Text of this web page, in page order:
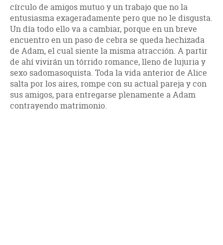
círculo de amigos mutuo y un trabajo que no la
entusiasma exageradamente pero que no le disgusta.
Un día todo ello va a cambiar, porque en un breve
encuentro en un paso de cebra se queda hechizada
de Adam, el cual siente la misma atracción. A partir
de ahí vivirán un tórrido romance, lleno de lujuria y
sexo sadomasoquista. Toda la vida anterior de Alice
salta por los aires, rompe con su actual pareja y con
sus amigos, para entregarse plenamente a Adam
contrayendo matrimonio.